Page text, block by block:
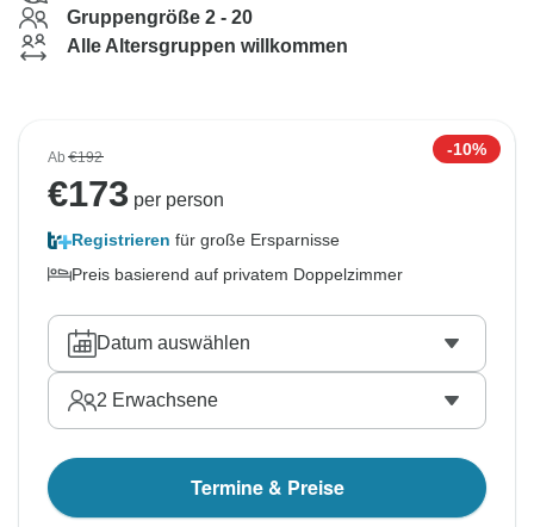
Gruppengröße 2 - 20
Alle Altersgruppen willkommen
Ab€192 -10%
€173 per person
Registrieren für große Ersparnisse
Preis basierend auf privatem Doppelzimmer
Datum auswählen
2 Erwachsene
Termine & Preise